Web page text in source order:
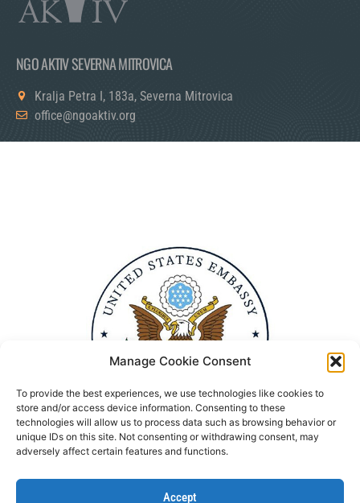
Manage Cookie Consent
To provide the best experiences, we use technologies like cookies to
store and/or access device information. Consenting to these
technologies will allow us to process data such as browsing behavior or
unique IDs on this site. Not consenting or withdrawing consent, may
adversely affect certain features and functions.
Accept
NGO AKTIV SEVERNA MITROVICA
Kralja Petra I, 183a, Severna Mitrovica
office@ngoaktiv.org